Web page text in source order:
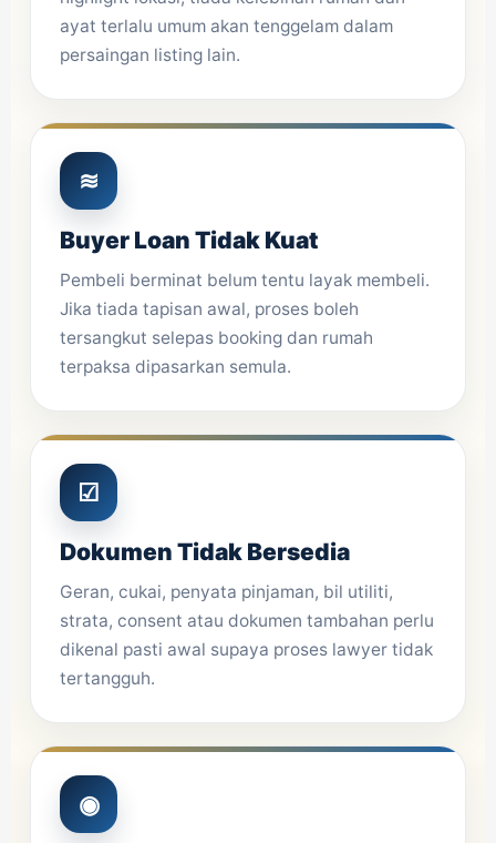
ayat terlalu umum akan tenggelam dalam
persaingan listing lain.
≋
Buyer Loan Tidak Kuat
Pembeli berminat belum tentu layak membeli.
Jika tiada tapisan awal, proses boleh
tersangkut selepas booking dan rumah
terpaksa dipasarkan semula.
☑
Dokumen Tidak Bersedia
Geran, cukai, penyata pinjaman, bil utiliti,
strata, consent atau dokumen tambahan perlu
dikenal pasti awal supaya proses lawyer tidak
tertangguh.
◉